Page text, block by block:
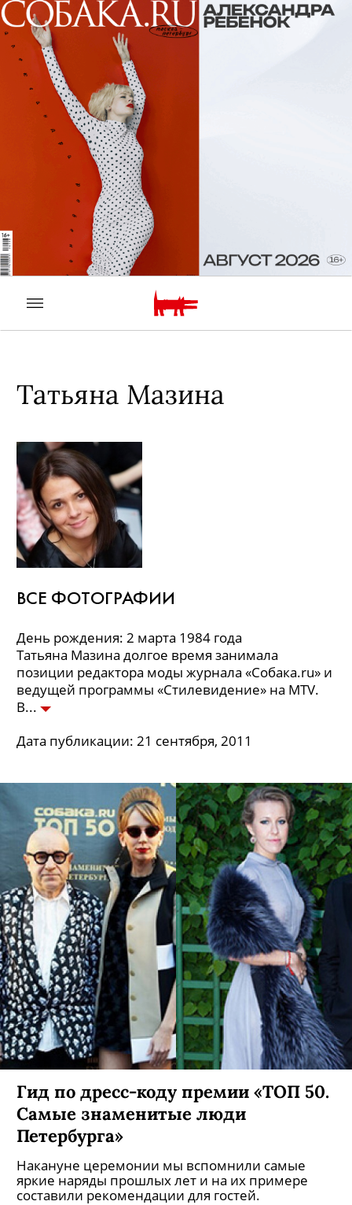
Татьяна Мазина
ВСЕ ФОТОГРАФИИ
День рождения: 2 марта 1984 года
Татьяна Мазина долгое время занимала
позиции редактора моды журнала «Собака.ru» и
ведущей программы «Стилевидение» на MTV.
В
Дата публикации: 21 сентября, 2011
Гид по дресс-коду премии «ТОП 50.
Самые знаменитые люди
Петербурга»
Накануне церемонии мы вспомнили самые
яркие наряды прошлых лет и на их примере
составили рекомендации для гостей.